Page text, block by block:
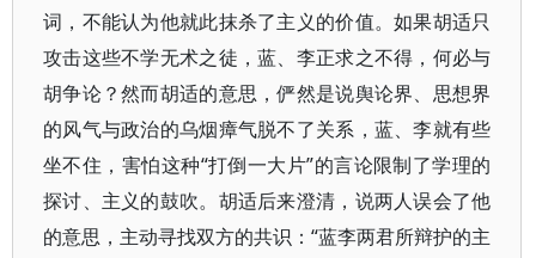
词，不能认为他就此抹杀了主义的价值。如果胡适只
攻击这些不学无术之徒，蓝、李正求之不得，何必与
胡争论？然而胡适的意思，俨然是说舆论界、思想界
的风气与政治的乌烟瘴气脱不了关系，蓝、李就有些
坐不住，害怕这种“打倒一大片”的言论限制了学理的
探讨、主义的鼓吹。胡适后来澄清，说两人误会了他
的意思，主动寻找双方的共识：“蓝李两君所辩护的主